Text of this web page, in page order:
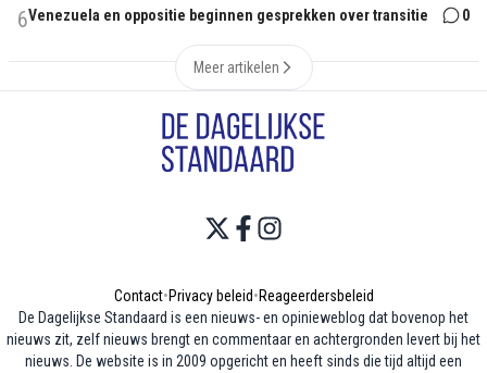
6Venezuela en oppositie beginnen gesprekken over transitie 0
Meer artikelen
Contact•Privacy beleid•Reageerdersbeleid
De Dagelijkse Standaard is een nieuws- en opinieweblog dat bovenop het
nieuws zit, zelf nieuws brengt en commentaar en achtergronden levert bij het
nieuws. De website is in 2009 opgericht en heeft sinds die tijd altijd een